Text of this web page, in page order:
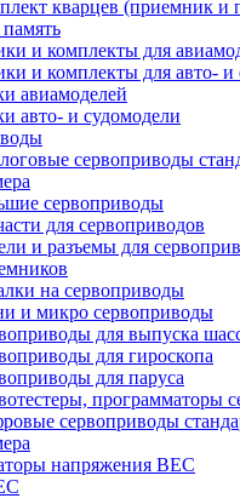
кварцев (приемник и
и комплекты для
и комплекты для авто- и
авиамоделей
авто- и судомодели
сервоприводы
сервоприводы
для сервоприводов
и разъемы для
на сервоприводы
и микро сервоприводы
для выпуска
для гироскопа
для паруса
программаторы
сервоприводы
напряжения BEC